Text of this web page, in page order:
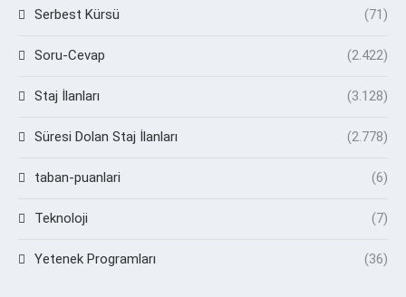
Serbest Kürsü (71)
Soru-Cevap (2.422)
Staj İlanları (3.128)
Süresi Dolan Staj İlanları (2.778)
taban-puanlari (6)
Teknoloji (7)
Yetenek Programları (36)